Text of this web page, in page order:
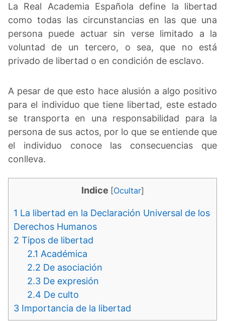
La Real Academia Española define la libertad
como todas las circunstancias en las que una
persona puede actuar sin verse limitado a la
voluntad de un tercero, o sea, que no está
privado de libertad o en condición de esclavo.
A pesar de que esto hace alusión a algo positivo
para el individuo que tiene libertad, este estado
se transporta en una responsabilidad para la
persona de sus actos, por lo que se entiende que
el individuo conoce las consecuencias que
conlleva.
Indice [Ocultar]
1 La libertad en la Declaración Universal de los
Derechos Humanos
2 Tipos de libertad
2.1 Académica
2.2 De asociación
2.3 De expresión
2.4 De culto
3 Importancia de la libertad